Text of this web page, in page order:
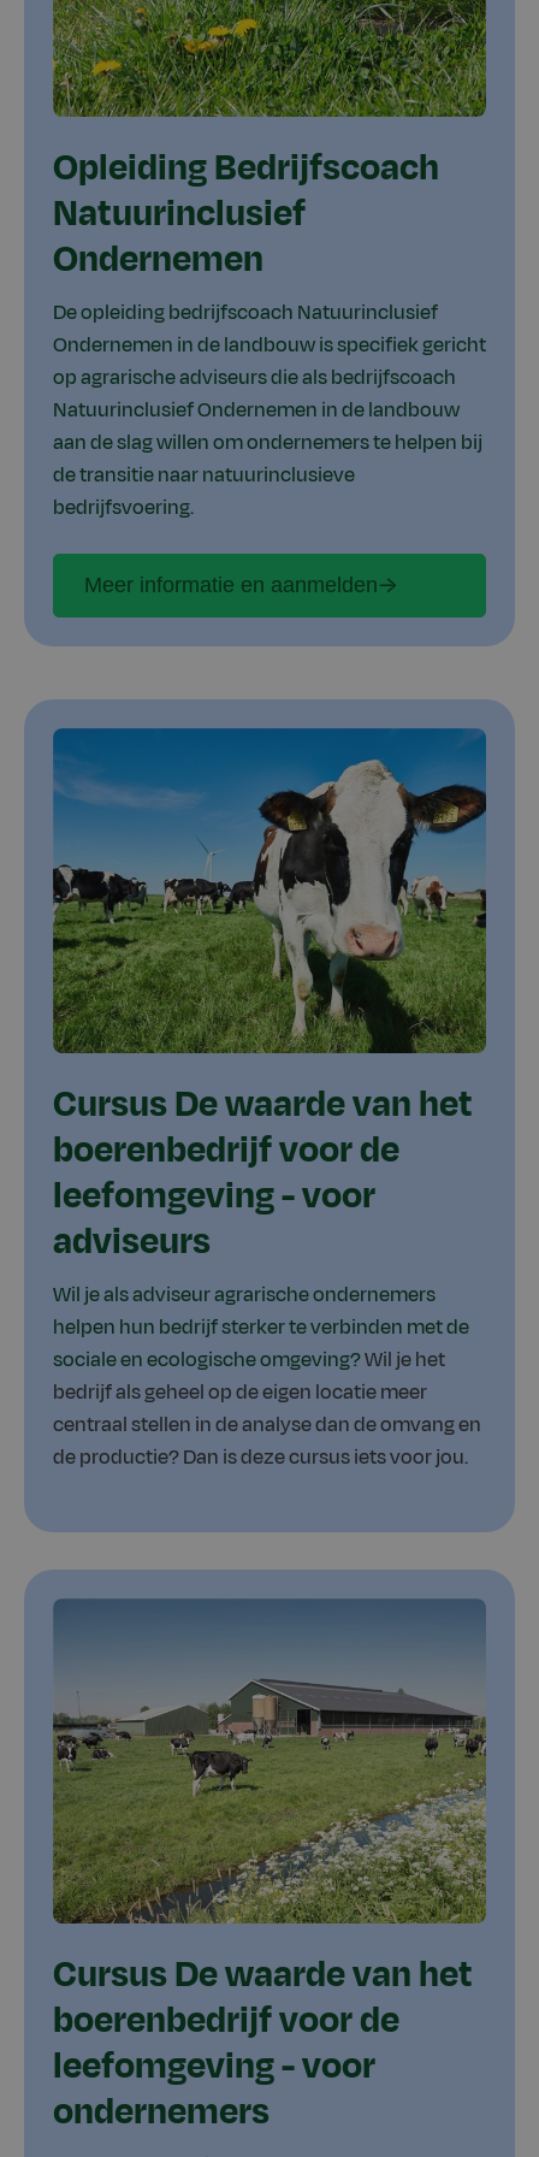
Opleiding Bedrijfscoach
Natuurinclusief
Ondernemen
De opleiding bedrijfscoach Natuurinclusief
Ondernemen in de landbouw is specifiek gericht
op agrarische adviseurs die als bedrijfscoach
Natuurinclusief Ondernemen in de landbouw
aan de slag willen om ondernemers te helpen bij
de transitie naar natuurinclusieve
bedrijfsvoering.
Meer informatie en aanmelden
Cursus De waarde van het
boerenbedrijf voor de
leefomgeving - voor
adviseurs
Wil je als adviseuragrarische ondernemers
helpen hun bedrijf sterker te verbinden met de
sociale en ecologische omgeving?Wil je het
bedrijf als geheel op de eigen locatie meer
centraal stellen in de analyse dan de omvang en
de productie?Dan is deze cursus iets voor jou.
Cursus De waarde van het
boerenbedrijf voor de
leefomgeving - voor
ondernemers